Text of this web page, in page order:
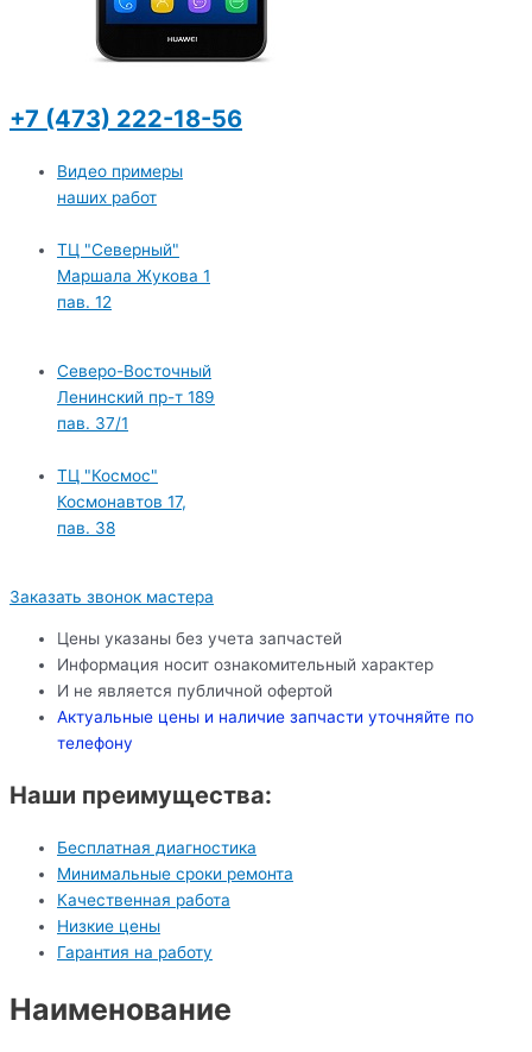
+7 (473) 222-18-56
Видео примеры
наших работ
ТЦ "Северный"
Маршала Жукова 1
пав. 12
Северо-Восточный
Ленинский пр-т 189
пав. 37/1
ТЦ "Космос"
Космонавтов 17,
пав. 38
Заказать звонок мастера
Цены указаны без учета запчастей
Информация носит ознакомительный характер
И не является публичной офертой
Актуальные цены и наличие запчасти уточняйте по
телефону
Наши преимущества:
Бесплатная диагностика
Минимальные сроки ремонта
Качественная работа
Низкие цены
Гарантия на работу
Наименование